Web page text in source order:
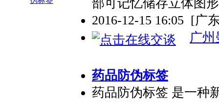
部可记忆储存立体图形
2016-12-15 16:05 [广
广州
药品防伪标签
药品防伪标签 是一种